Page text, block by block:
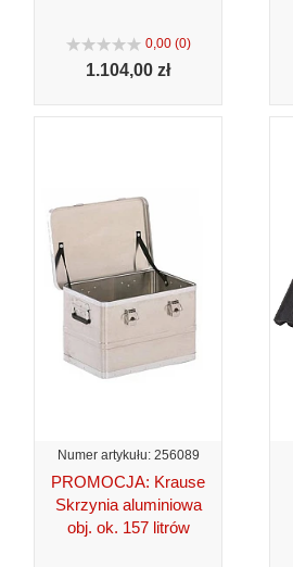
0,00 (0)
1.104,00 zł
Numer artykułu: 256089
PROMOCJA: Krause
Skrzynia aluminiowa
obj. ok. 157 litrów